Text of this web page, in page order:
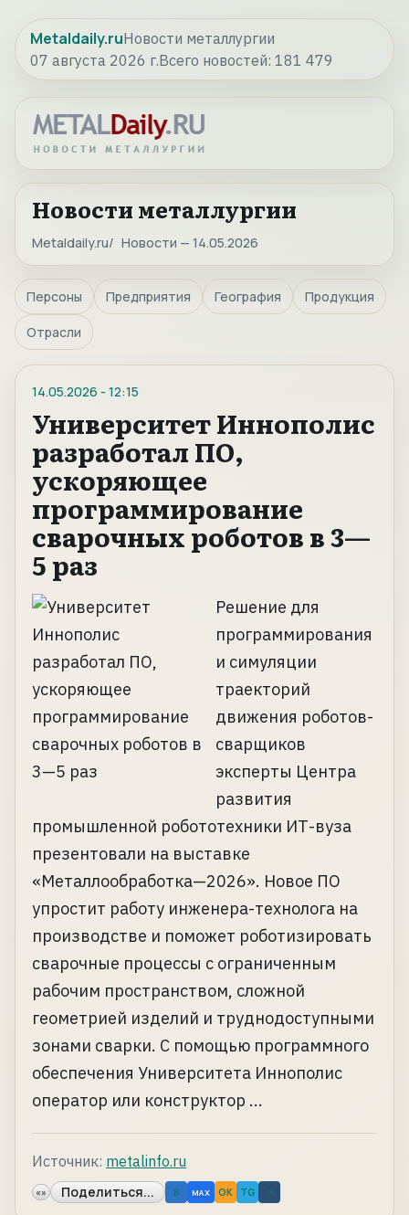
Metaldaily.ruНовости металлургии
07 августа 2026 г.Всего новостей: 181 479
Новости металлургии
Metaldaily.ru Новости — 14.05.2026
Персоны Предприятия География Продукция
Отрасли
14.05.2026 - 12:15
Университет Иннополис
разработал ПО,
ускоряющее
программирование
сварочных роботов в 3—
5 раз
Решение для
программирования
и симуляции
траекторий
движения роботов-
сварщиков
эксперты Центра
развития
промышленной робототехники ИТ-вуза
презентовали на выставке
«Металлообработка—2026». Новое ПО
упростит работу инженера-технолога на
производстве и поможет роботизировать
сварочные процессы с ограниченным
рабочим пространством, сложной
геометрией изделий и труднодоступными
зонами сварки. С помощью программного
обеспечения Университета Иннополис
оператор или конструктор ...
Источник: metalinfo.ru
«» Поделиться... B MAX OK TG ↗